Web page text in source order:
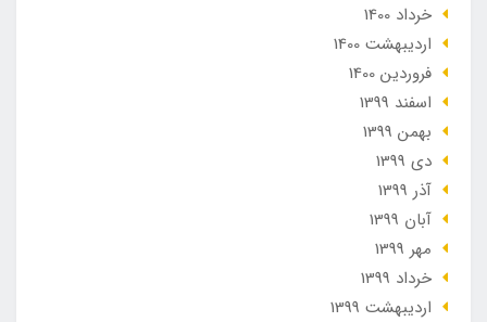
خرداد 1400
ارديبهشت 1400
فروردین 1400
اسفند 1399
بهمن 1399
دی 1399
آذر 1399
آبان 1399
مهر 1399
خرداد 1399
ارديبهشت 1399